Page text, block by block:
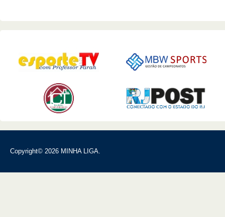
Copyright© 2026 MINHA LIGA.